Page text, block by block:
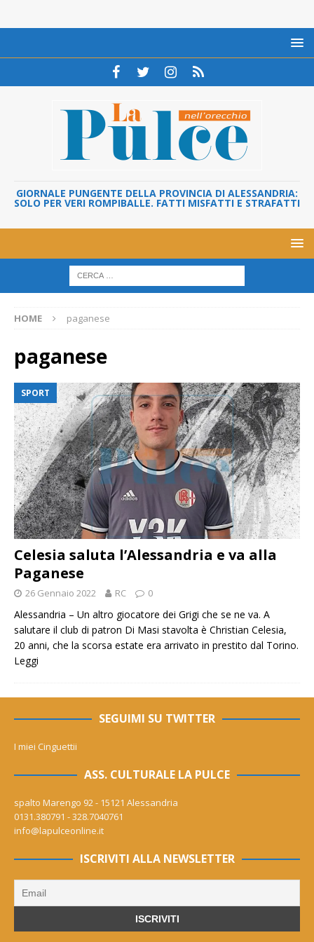
GIORNALE PUNGENTE DELLA PROVINCIA DI ALESSANDRIA:
SOLO PER VERI ROMPIBALLE. FATTI MISFATTI E STRAFATTI
HOME paganese
paganese
SPORT
Celesia saluta l’Alessandria e va alla
Paganese
26 Gennaio 2022 RC 0
Alessandria – Un altro giocatore dei Grigi che se ne va. A
salutare il club di patron Di Masi stavolta è Christian Celesia,
20 anni, che la scorsa estate era arrivato in prestito dal Torino.
Leggi
SEGUIMI SU TWITTER
I miei Cinguettii
ASS. CULTURALE LA PULCE
spalto Marengo 92 - 15121 Alessandria
0131.380791 - 328.7040761
info@lapulceonline.it
ISCRIVITI ALLA NEWSLETTER